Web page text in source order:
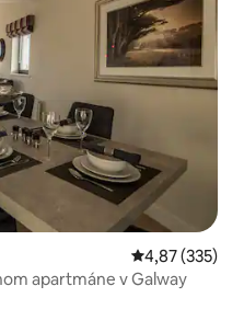
Priemerné
4,87 (335)
apartmáne v Galway